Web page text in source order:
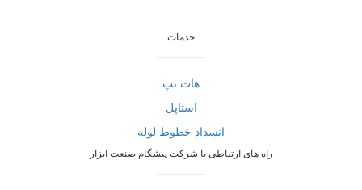
خدمات
هات تپ
استاپل
انسداد خطوط لوله
راه های ارتباطی با شرکت پیشگام صنعت ابزار